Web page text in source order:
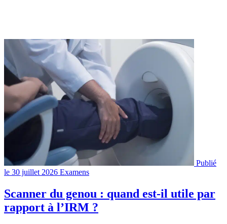
Publié
le 30 juillet 2026 Examens
Scanner du genou : quand est-il utile par
rapport à l’IRM ?